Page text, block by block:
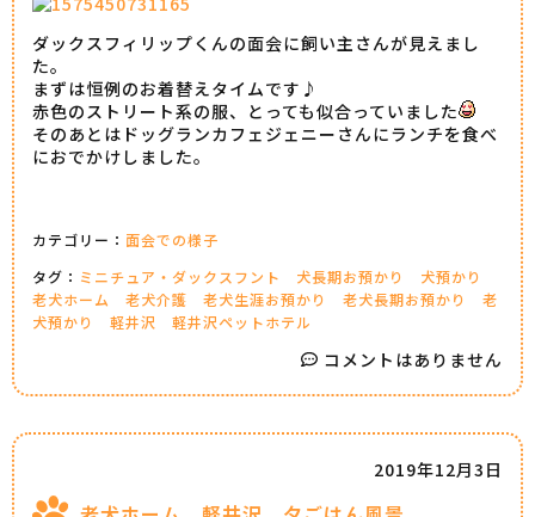
ダックスフィリップくんの面会に飼い主さんが見えまし
た。
まずは恒例のお着替えタイムです♪
赤色のストリート系の服、とっても似合っていました
そのあとはドッグランカフェジェニーさんにランチを食べ
におでかけしました。
カテゴリー： 面会での様子
タグ： ミニチュア・ダックスフント 犬長期お預かり
犬預かり
老犬ホーム
老犬介護 老犬生涯お預かり 老犬長期お預かり
老
犬預かり
軽井沢 軽井沢ペットホテル
コメントはありません
2019年12月3日